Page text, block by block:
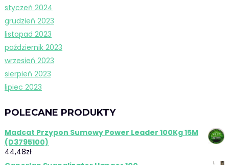
styczeń 2024
grudzień 2023
listopad 2023
październik 2023
wrzesień 2023
sierpień 2023
lipiec 2023
POLECANE PRODUKTY
Madcat Przypon Sumowy Power Leader 100Kg 15M
(D3795100)
44,48zł